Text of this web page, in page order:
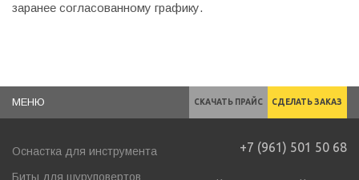
заранее согласованному графику.
МЕНЮ СКАЧАТЬ ПРАЙС СДЕЛАТЬ ЗАКАЗ
Оснастка для инструмента
Биты для шуруповертов
+7 (961) 501 50 68